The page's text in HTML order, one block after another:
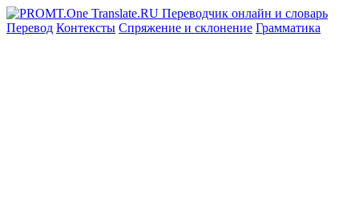
Перевод Контексты Спряжение и склонение Грамматика